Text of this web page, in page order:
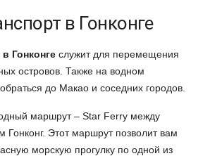
в Гонконге
Гонконге служит для перемещения
островов. Также на водном
до Макао и соседних городов.
маршрут – Star Ferry между
Гонконг. Этот маршрут позволит вам
морскую прогулку по одной из